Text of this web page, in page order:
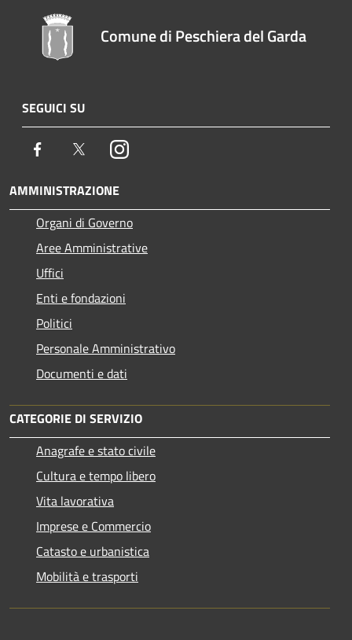
Comune di Peschiera del Garda
SEGUICI SU
Facebook TwitterInstagram
AMMINISTRAZIONE
Organi di Governo
Aree Amministrative
Uffici
Enti e fondazioni
Politici
Personale Amministrativo
Documenti e dati
CATEGORIE DI SERVIZIO
Anagrafe e stato civile
Cultura e tempo libero
Vita lavorativa
Imprese e Commercio
Catasto e urbanistica
Mobilità e trasporti